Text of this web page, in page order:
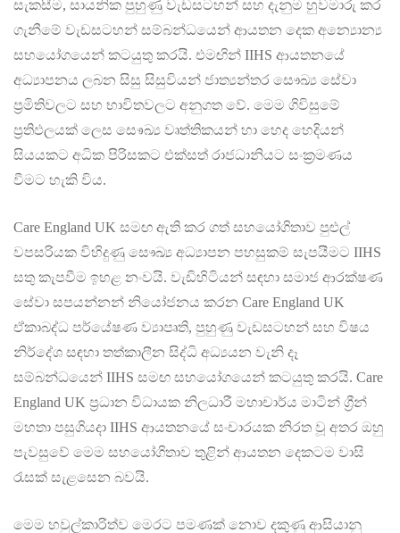
සැකසීම, සායනික පුහුණු වැඩසටහන් සහ දැනුම හුවමාරු කර
ගැනීමේ වැඩසටහන් සම්බන්ධයෙන් ආයතන දෙක අන්‍යොන්‍ය
සහයෝගයෙන් කටයුතු කරයි. එමඟින් IIHS ආයතනයේ
අධ්‍යාපනය ලබන සිසු සිසුවියන් ජාත්‍යන්තර සෞඛ්‍ය සේවා
ප්‍රමිතිවලට සහ භාවිතවලට අනුගත වේ. මෙම ගිවිසුමේ
ප්‍රතිඵලයක් ලෙස සෙෳඛ්‍ය වෘත්තිකයන් හා හෙද හෙදියන්
සියයකට අධික පිරිසකට එක්සත් රාජධානියට සංක්‍රමණය
වීමට හැකි විය.
Care England UK සමඟ ඇති කර ගත් සහයෝගිතාව පුළුල්
වපසරියක විහිදුණු සෞඛ්‍ය අධ්‍යාපන පහසුකම් සැපයීමට IIHS
සතු කැපවීම ඉහළ නංවයි. වැඩිහිටියන් සඳහා සමාජ ආරක්ෂණ
සේවා සපයන්නන් නියෝජනය කරන Care England UK
ඒකාබද්ධ පර්යේෂණ ව්‍යාපෘති, පුහුණු වැඩසටහන් සහ විෂය
නිර්දේශ සඳහා තත්කාලීන සිද්ධි අධ්‍යයන වැනි දෑ
සම්බන්ධයෙන් IIHS සමඟ සහයෝගයෙන් කටයුතු කරයි. Care
England UK ප්‍රධාන විධායක නිලධාරී මහාචාර්ය මාටින් ග්‍රීන්
මහතා පසුගියදා IIHS ආයතනයේ සංචාරයක නිරත වූ අතර ඔහු
පැවසුවේ මෙම සහයෝගිතාව තුළින් ආයතන දෙකටම වාසි
රැසක් සැළසෙන බවයි.
මෙම හවුල්කාරිත්ව මෙරට පමණක් නොව දකුණු ආසියානු